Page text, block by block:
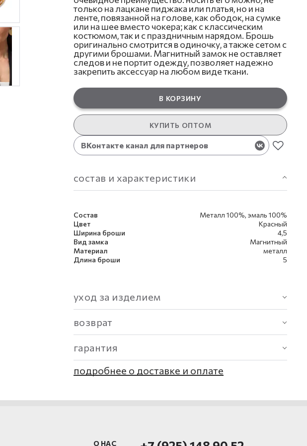
только на лацкане пиджака или платья, но и на
ленте, повязанной на голове, как ободок, на сумке
или на шее вместо чокера; как с классическим
костюмом, так и с праздничным нарядом. Брошь
оригинально смотрится в одиночку, а также сетом с
другими брошами. Магнитный замок не оставляет
следов и не портит одежду, позволяет надежно
закрепить аксессуар на любом виде ткани.
В КОРЗИНУ
КУПИТЬ ОПТОМ
ВКонтакте канал для партнеров
состав и характеристики
Состав
Металл 100%, эмаль 100%
Цвет
Красный
Ширина броши
4,5
Вид замка
Магнитный
Материал
металл
Длина броши
5
уход за изделием
возврат
гарантия
подробнее о доставке и оплате
О НАС